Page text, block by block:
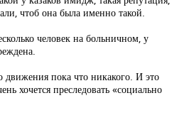
чтоб она была именно такой.
человек на больничном, у
пока что никакого. И это
хочется преследовать «социально